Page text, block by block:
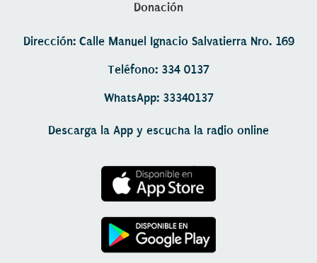
Donación
Dirección: Calle Manuel Ignacio Salvatierra Nro. 169
Teléfono: 334 0137
WhatsApp: 33340137
Descarga la App y escucha la radio online